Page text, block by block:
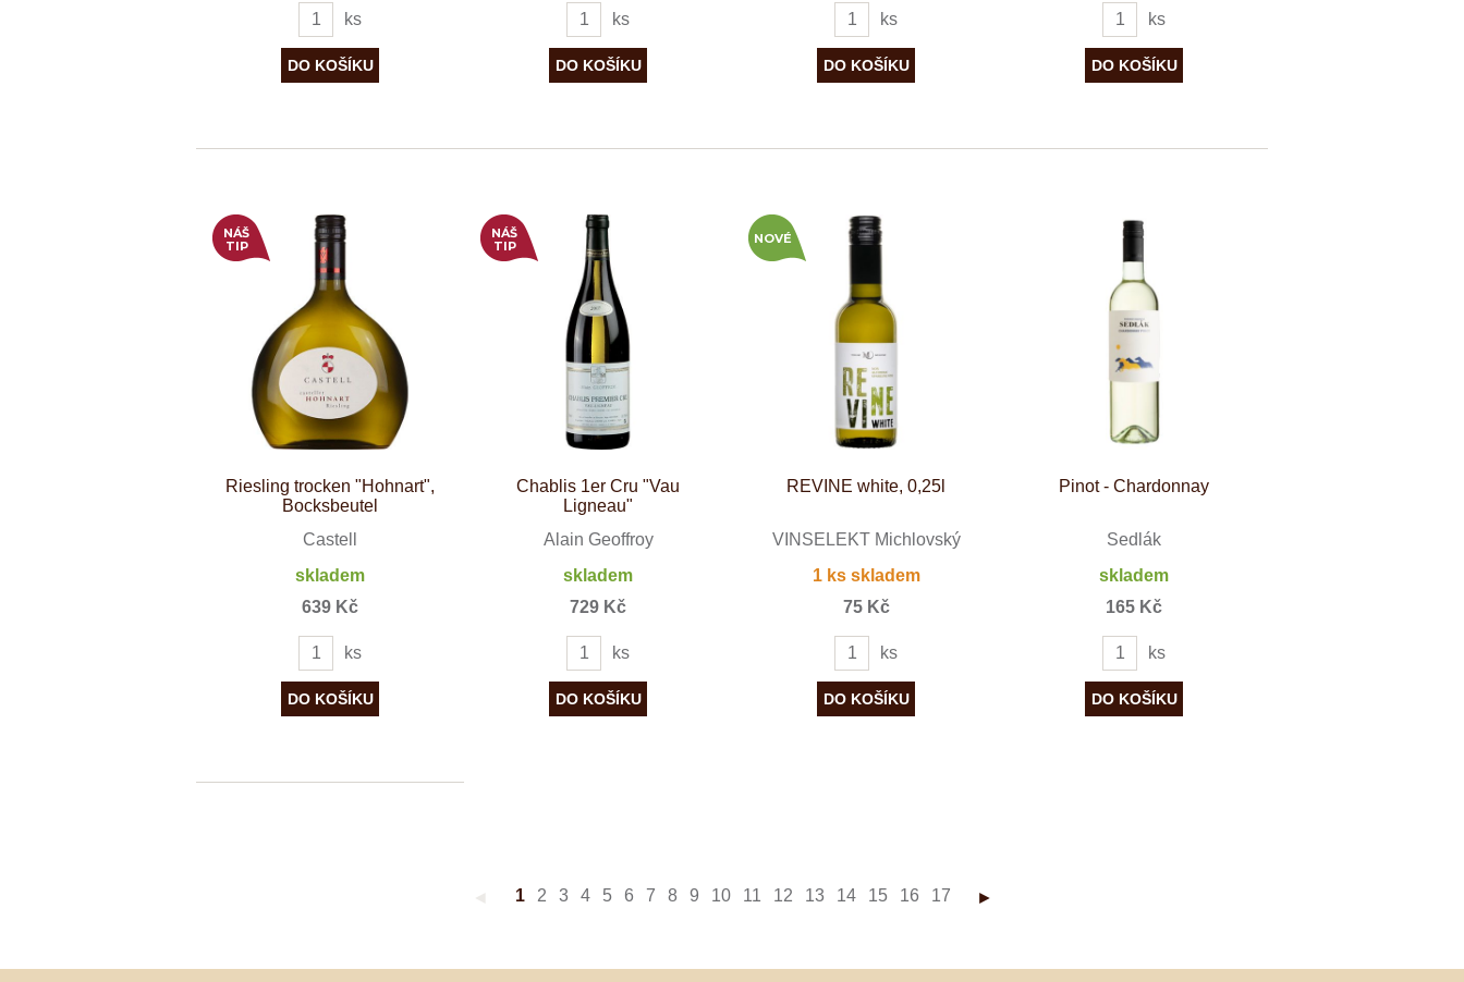
ks ks ks ks
NÁŠ
TIP
Riesling trocken "Hohnart",
Bocksbeutel
Castell
skladem
639 Kč
ks
NÁŠ
TIP
Chablis 1er Cru "Vau
Ligneau"
Alain Geoffroy
skladem
729 Kč
ks
NOVÉ
REVINE white, 0,25l
VINSELEKT Michlovský
1 ks skladem
75 Kč
ks
Pinot - Chardonnay
Sedlák
skladem
165 Kč
ks
◄ 1 2 3 4 5 6 7 8 9 10 11 12 13 14 15 16 17 ►